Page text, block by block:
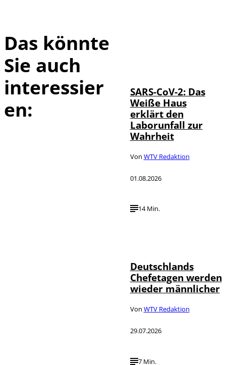
Das könnte
Sie auch
interessier
en:
SARS-CoV-2: Das
Weiße Haus
erklärt den
Laborunfall zur
Wahrheit
Von WTV Redaktion
01.08.2026
14 Min.
Deutschlands
Chefetagen werden
wieder männlicher
Von WTV Redaktion
29.07.2026
7 Min.